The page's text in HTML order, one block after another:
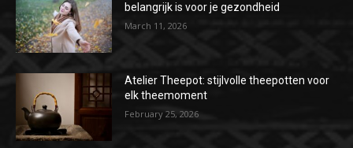
belangrijk is voor je gezondheid
March 11, 2026
Atelier Theepot: stijlvolle theepotten voor
elk theemoment
February 25, 2026